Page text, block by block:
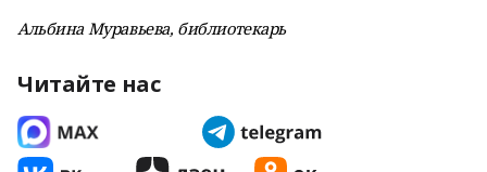
Альбина Муравьева, библиотекарь
Читайте нас